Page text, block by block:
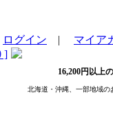
ログイン | マイア
]
16,200円以上
北海道・沖縄、一部地域の